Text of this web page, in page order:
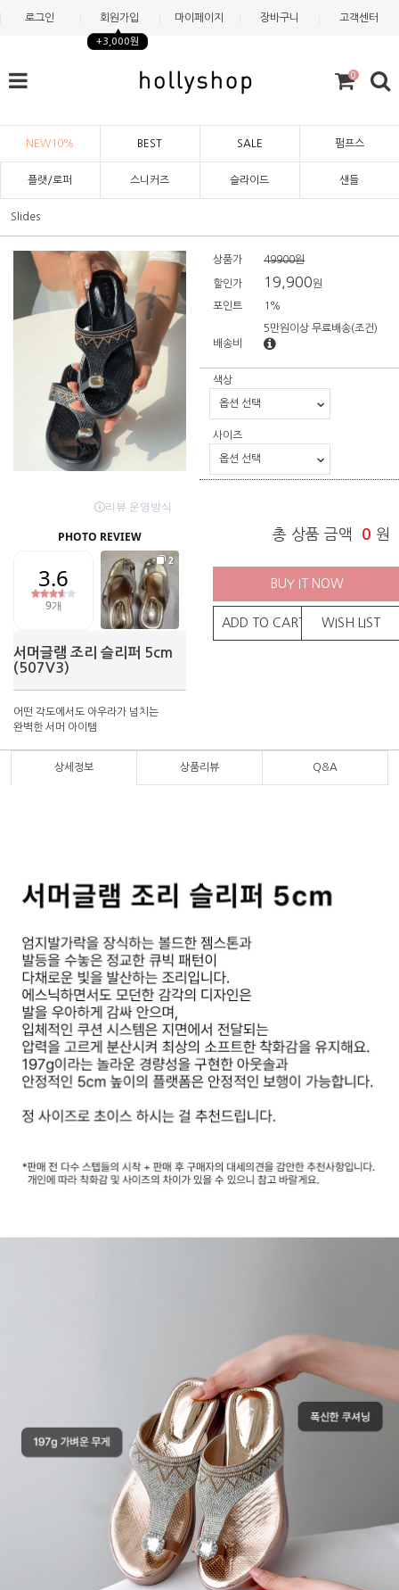
로그인 회원가입
+3,000원
마이페이지 장바구니 고객센터
0
NEW10% BEST SALE 펌프스
플랫/로퍼 스니커즈 슬라이드 샌들
Slides
서머글램 조리 슬리퍼 5cm
(507V3)
어떤 각도에서도 아우라가 넘치는
완벽한 서머 아이템
상품가 49900원
할인가 19,900원
포인트 1%
배송비
5만원이상 무료배송(조건)
색상
사이즈
총 상품 금액 0 원
BUY IT NOW
ADD TO CART WISH LIST
상세정보 상품리뷰 Q&A